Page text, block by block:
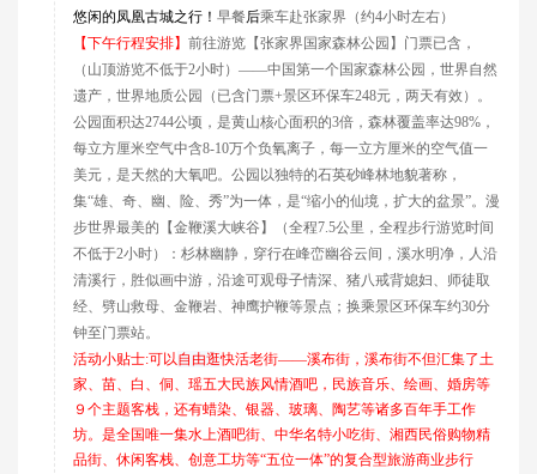
悠闲的凤凰古城之行！ 早餐 后乘车赴张家界（约4小时左右）
【下午行程安排】 前往游览【张家界国家森林公园】门票已含，
（山顶游览不低于2小时）——中国第一个国家森林公园，世界自然
遗产，世界地质公园（已含门票+景区环保车248元，两天有效）。
公园面积达2744公顷，是黄山核心面积的3倍，森林覆盖率达98%，
每立方厘米空气中含8-10万个负氧离子，每一立方厘米的空气值一
美元，是天然的大氧吧。公园以独特的石英砂峰林地貌著称，
集“雄、奇、幽、险、秀”为一体，是“缩小的仙境，扩大的盆景”。漫
步世界最美的【金鞭溪大峡谷】（全程7.5公里，全程步行游览时间
不低于2小时）：杉林幽静，穿行在峰峦幽谷云间，溪水明净，人沿
清溪行，胜似画中游，沿途可观母子情深、猪八戒背媳妇、师徒取
经、劈山救母、金鞭岩、神鹰护鞭等景点；换乘景区环保车约30分
钟至门票站。
活动小贴士:可以自由逛快活老街——溪布街，溪布街不但汇集了土
家、苗、白、侗、瑶五大民族风情酒吧，民族音乐、绘画、婚房等
９个主题客栈，还有蜡染、银器、玻璃、陶艺等诸多百年手工作
坊。是全国唯一集水上酒吧街、中华名特小吃街、湘西民俗购物精
品街、休闲客栈、创意工坊等“五位一体”的复合型旅游商业步行